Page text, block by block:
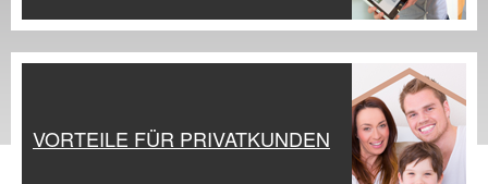
VORTEILE FÜR PRIVATKUNDEN